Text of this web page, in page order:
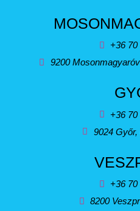
+36 70
9200
+36 70
9024
+36 70
8200